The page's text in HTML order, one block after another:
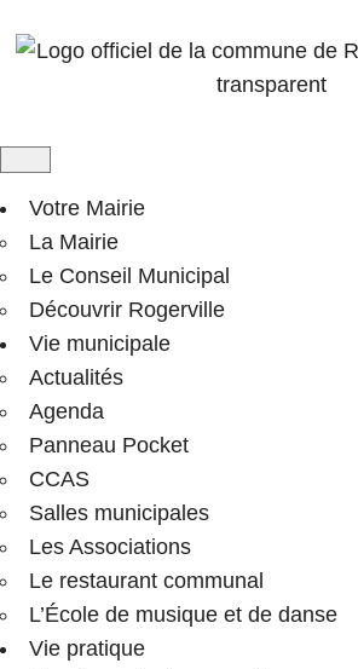
Votre Mairie
La Mairie
Le Conseil Municipal
Découvrir Rogerville
Vie municipale
Actualités
Agenda
Panneau Pocket
CCAS
Salles municipales
Les Associations
Le restaurant communal
L’École de musique et de danse
Vie pratique